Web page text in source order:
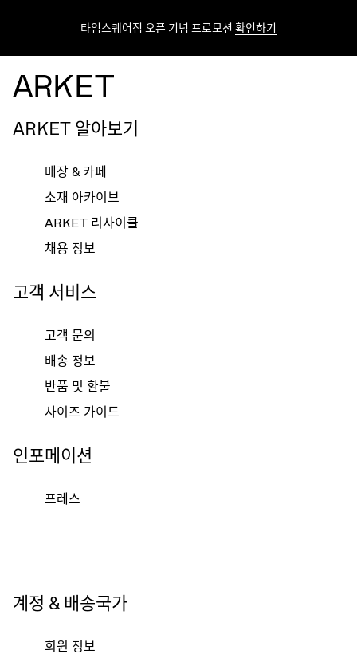
타임스퀘어점 오픈 기념 프로모션 확인하기
ARKET 알아보기
매장 & 카페
소재 아카이브
ARKET 리사이클
채용 정보
고객 서비스
고객 문의
배송 정보
반품 및 환불
사이즈 가이드
인포메이션
프레스
계정 & 배송국가
회원 정보